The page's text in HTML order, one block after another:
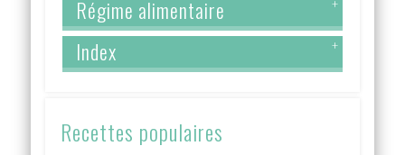
Régime alimentaire +
Index +
Recettes populaires